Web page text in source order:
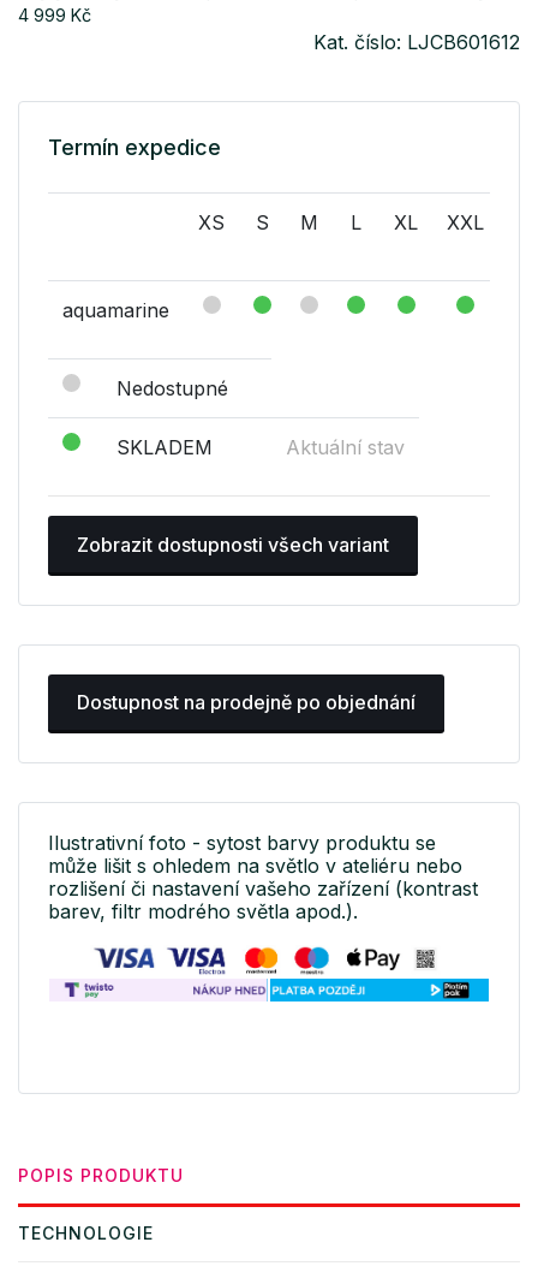
4 999 Kč
Kat. číslo: LJCB601612
Termín expedice
XS S M L XL XXL
aquamarine
Nedostupné
SKLADEM Aktuální stav
Zobrazit dostupnosti všech variant
Dostupnost na prodejně po objednání
Ilustrativní foto - sytost barvy produktu se
může lišit s ohledem na světlo v ateliéru nebo
rozlišení či nastavení vašeho zařízení (kontrast
barev, filtr modrého světla apod.).
POPIS PRODUKTU
TECHNOLOGIE